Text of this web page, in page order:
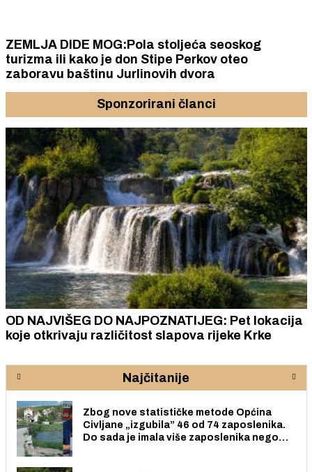
ZEMLJA DIDE MOG:Pola stoljeća seoskog
turizma ili kako je don Stipe Perkov oteo
zaboravu baštinu Jurlinovih dvora
Sponzorirani članci
OD NAJVIŠEG DO NAJPOZNATIJEG: Pet lokacija
koje otkrivaju različitost slapova rijeke Krke
Najčitanije
Zbog nove statističke metode Općina
Civljane „izgubila” 46 od 74 zaposlenika.
Do sada je imala više zaposlenika nego